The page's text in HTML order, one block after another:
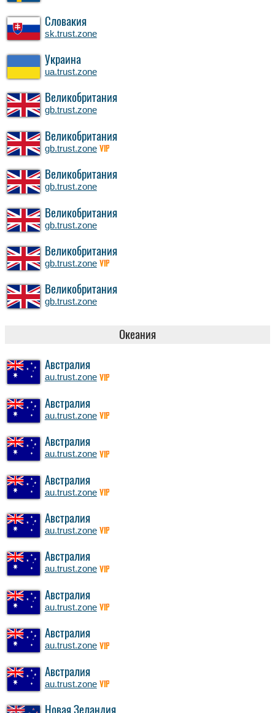
Словакия
sk.trust.zone
Украина
ua.trust.zone
Великобритания
gb.trust.zone
Великобритания
gb.trust.zone VIP
Великобритания
gb.trust.zone
Великобритания
gb.trust.zone
Великобритания
gb.trust.zone VIP
Великобритания
gb.trust.zone
Океания
Австралия
au.trust.zone VIP
Австралия
au.trust.zone VIP
Австралия
au.trust.zone VIP
Австралия
au.trust.zone VIP
Австралия
au.trust.zone VIP
Австралия
au.trust.zone VIP
Австралия
au.trust.zone VIP
Австралия
au.trust.zone VIP
Австралия
au.trust.zone VIP